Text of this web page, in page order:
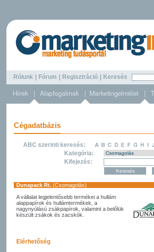
Rólunk Fórum Regisztráció Keresés
Cégadatbázis
ABC szerinti keresés:
Kategória:
Kifejezés:
Dunapack Rt. (Csomagolás)
A vállalat legjelentősebb termékei a hullám
alappapírok és hullámtermékek, a
nagynyúlású zsákpapírok, valamint a belőlük
készült zsákok és zacskók.
Elérhetőség